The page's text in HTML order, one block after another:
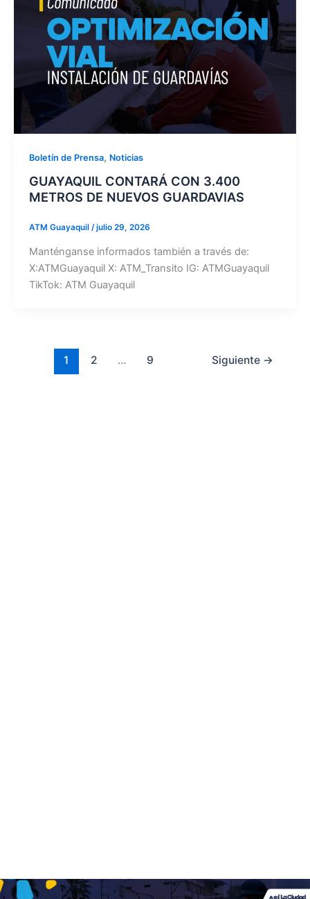
Boletín de Prensa, Noticias
GUAYAQUIL CONTARÁ CON 3.400
METROS DE NUEVOS GUARDAVIAS
ATM Guayaquil /julio 29, 2026
Manténganse informados también a través de:
X:ATMGuayaquil X: ATM_Transito IG: ATMGuayaquil
TikTok: ATM Guayaquil
1 2 … 9 Siguiente →